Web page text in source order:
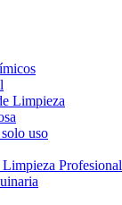
Limpieza
uso
Profesional